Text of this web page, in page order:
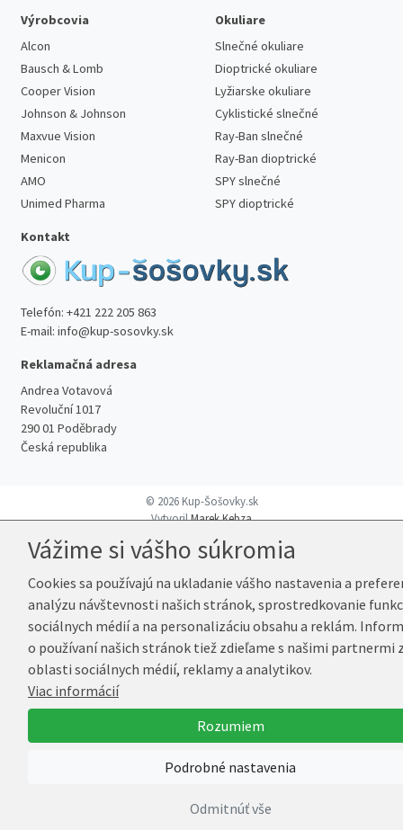
Výrobcovia
Alcon
Bausch & Lomb
Cooper Vision
Johnson & Johnson
Maxvue Vision
Menicon
AMO
Unimed Pharma
Okuliare
Slnečné okuliare
Dioptrické okuliare
Lyžiarske okuliare
Cyklistické slnečné
Ray-Ban slnečné
Ray-Ban dioptrické
SPY slnečné
SPY dioptrické
Kontakt
Telefón: +421 222 205 863
E-mail: info@kup-sosovky.sk
Reklamačná adresa
Andrea Votavová
Revoluční 1017
290 01 Poděbrady
Česká republika
© 2026 Kup-Šošovky.sk
VytvorilMarek Kebza
Vážime si vášho súkromia
Cookies sa používajú na ukladanie vášho nastavenia a
analýzu návštevnosti našich stránok, sprostredkovanie
sociálnych médií a na personalizáciu obsahu a reklám.
o používaní našich stránok tiež zdieľame s našimi partnermi
oblasti sociálnych médií, reklamy a analytikov.
Viac informácií
Rozumiem
Podrobné nastavenia
Odmitnúť vše